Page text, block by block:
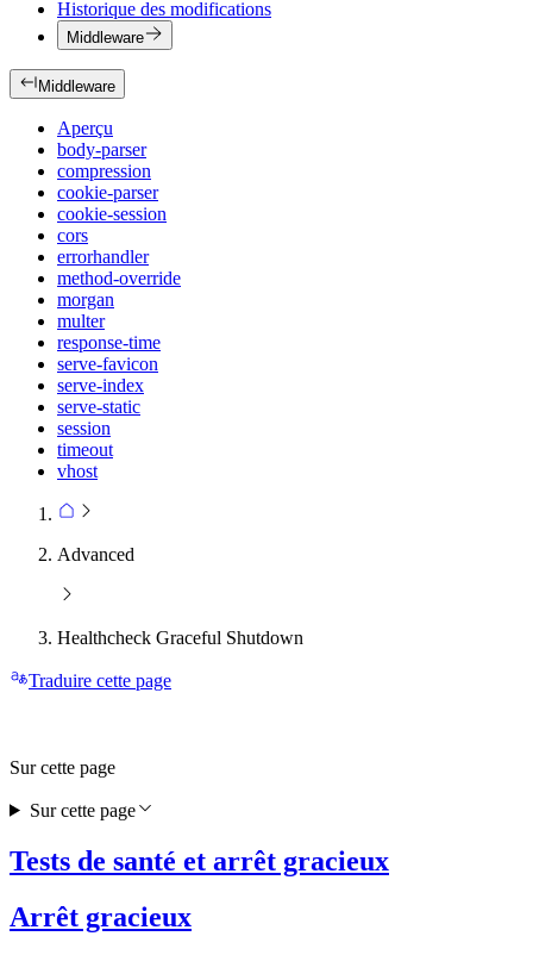
Historique des modifications
Middleware
Middleware
Aperçu
body-parser
compression
cookie-parser
cookie-session
cors
errorhandler
method-override
morgan
multer
response-time
serve-favicon
serve-index
serve-static
session
timeout
vhost
Advanced
Healthcheck Graceful Shutdown
Traduire cette page
Tests de santé et arrêt gracieux
Arrêt gracieux
Sur cette page
Sur cette page